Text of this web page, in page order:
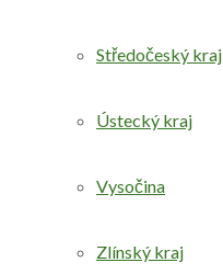
Středočeský kraj
Ústecký kraj
Vysočina
Zlínský kraj